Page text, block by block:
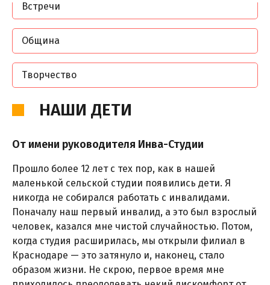
Встречи
Община
Творчество
НАШИ ДЕТИ
От имени руководителя Инва-Студии
Прошло более 12 лет с тех пор, как в нашей
маленькой сельской студии появились дети. Я
никогда не собирался работать с инвалидами.
Поначалу наш первый инвалид, а это был взрослый
человек, казался мне чистой случайностью. Потом,
когда студия расширилась, мы открыли филиал в
Краснодаре — это затянуло и, наконец, стало
образом жизни. Не скрою, первое время мне